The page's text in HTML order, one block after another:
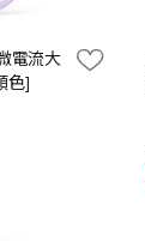
電流大
色]